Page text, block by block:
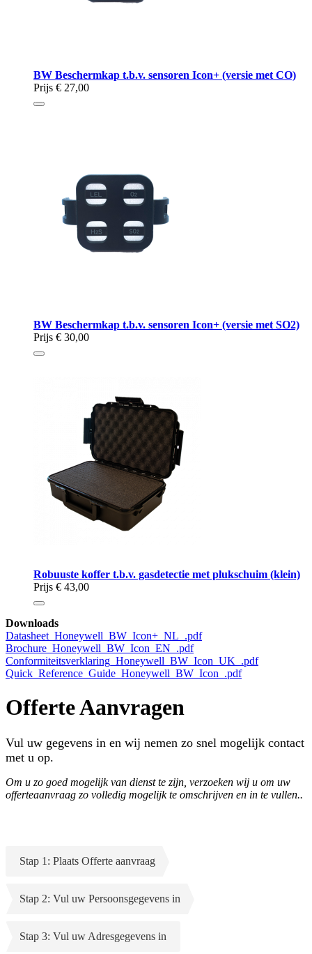
BW Beschermkap t.b.v. sensoren Icon+ (versie met CO)
Prijs € 27,00
BW Beschermkap t.b.v. sensoren Icon+ (versie met SO2)
Prijs € 30,00
Robuuste koffer t.b.v. gasdetectie met plukschuim (klein)
Prijs € 43,00
Downloads
Datasheet_Honeywell_BW_Icon+_NL_.pdf
Brochure_Honeywell_BW_Icon_EN_.pdf
Conformiteitsverklaring_Honeywell_BW_Icon_UK_.pdf
Quick_Reference_Guide_Honeywell_BW_Icon_.pdf
Offerte Aanvragen
Vul uw gegevens in en wij nemen zo snel mogelijk contact
met u op.
Om u zo goed mogelijk van dienst te zijn, verzoeken wij u om uw
offerteaanvraag zo volledig mogelijk te omschrijven en in te vullen..
Stap 1: Plaats Offerte aanvraag
Stap 2: Vul uw Persoonsgegevens in
Stap 3: Vul uw Adresgegevens in